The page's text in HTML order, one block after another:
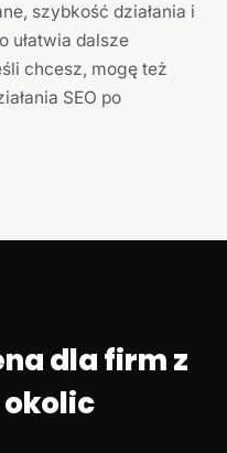
szybkość działania i
ułatwia dalsze
chcesz, mogę też
SEO po
dla firm z